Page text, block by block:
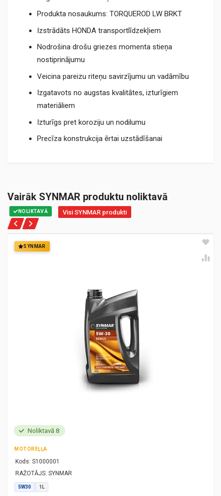
Produkta nosaukums: TORQUEROD LW BRKT
Izstrādāts HONDA transportlīdzekļiem
Nodrošina drošu griezes momenta stieņa
nostiprinājumu
Veicina pareizu riteņu savirzījumu un vadāmību
Izgatavots no augstas kvalitātes, izturīgiem
materiāliem
Izturīgs pret koroziju un nodilumu
Precīza konstrukcija ērtai uzstādīšanai
Vairāk SYNMAR produktu noliktavā
NOLIKTAVĀ Visi SYNMAR produkti
SYNMAR
Noliktavā 8
MOTOREĻĻA
Kods: S1000001
RAŽOTĀJS: SYNMAR
5W30 1L